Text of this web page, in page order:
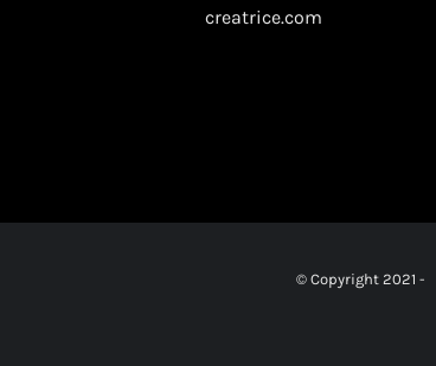
creatrice.com
© Copyright 2021 -